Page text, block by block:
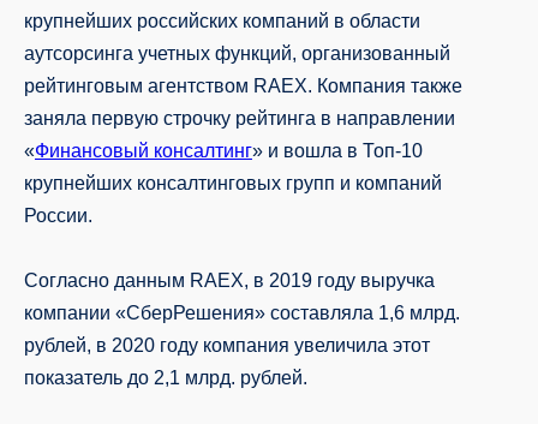
крупнейших российских компаний в области
аутсорсинга учетных функций, организованный
рейтинговым агентством RAEX. Компания также
заняла первую строчку рейтинга в направлении
«Финансовый консалтинг» и вошла в Топ-10
крупнейших консалтинговых групп и компаний
России.
Согласно данным RAEX, в 2019 году выручка
компании «СберРешения» составляла 1,6 млрд.
рублей, в 2020 году компания увеличила этот
показатель до 2,1 млрд. рублей.